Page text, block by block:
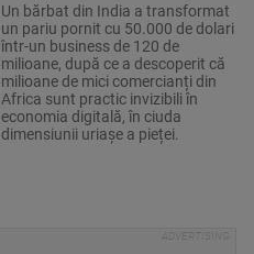
Un bărbat din India a transformat
un pariu pornit cu 50.000 de dolari
într-un business de 120 de
milioane, după ce a descoperit că
milioane de mici comercianți din
Africa sunt practic invizibili în
economia digitală, în ciuda
dimensiunii uriașe a pieței.